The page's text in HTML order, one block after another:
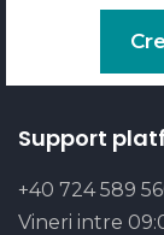
Support
+40 724 589
Vineri intre